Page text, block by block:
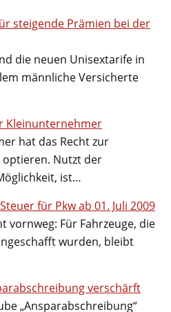
steigende Prämien bei der
die neuen Unisextarife in
männliche Versicherte
Kleinunternehmer
hat das Recht zur
optieren. Nutzt der
ist…
für Pkw ab 01. Juli 2009
vornweg: Für Fahrzeuge, die
wurden, bleibt
verschärft
„Ansparabschreibung“